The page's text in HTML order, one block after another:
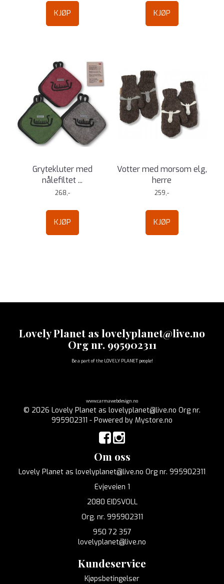
KJØP KJØP
Grytekluter med
nålefiltet ...
268,-
KJØP
Votter med morsom elg,
herre
259,-
KJØP
Lovely Planet as lovelyplanet@live.no
Org nr. 995902311
Be a part of the LOVELY PLANET people!
www.carmawebdesign.no
© 2026 Lovely Planet as lovelyplanet@live.no Org nr.
995902311 - Powered by Mystore.no
Om oss
Lovely Planet as lovelyplanet@live.no Org nr. 995902311
Evjeveien 1
2080 EIDSVOLL
Org. nr. 995902311
950 72 357
lovelyplanet@live.no
Kundeservice
Kjøpsbetingelser